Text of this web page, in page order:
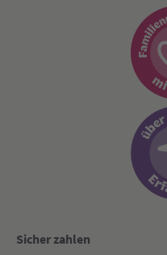
Sicher zahlen